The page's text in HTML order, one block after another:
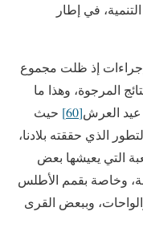
في إطار
إذ ظلت مجموع
المرجوة، وهذا ما
عيد العرش[60]
حيث
الذي حققته بلادنا،
التي يعيشها بعض
وخاصة بقمم الأطلس
وببعض القرى